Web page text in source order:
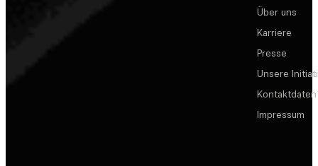
Über uns
Karriere
Presse
Unsere
Kontaktdaten
Impressum